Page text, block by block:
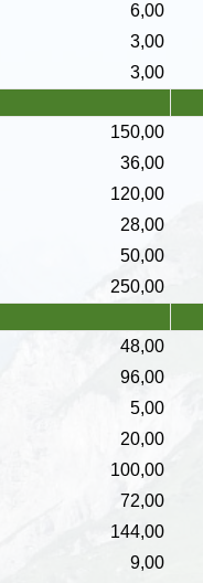
6,00
3,00
3,00
150,00
36,00
120,00
28,00
50,00
250,00
48,00
96,00
5,00
20,00
100,00
72,00
144,00
9,00